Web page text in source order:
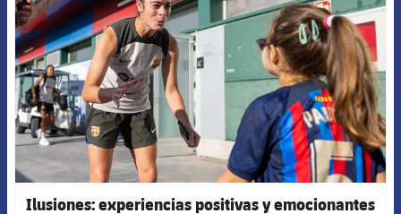
Ilusiones: experiencias positivas y emocionantes